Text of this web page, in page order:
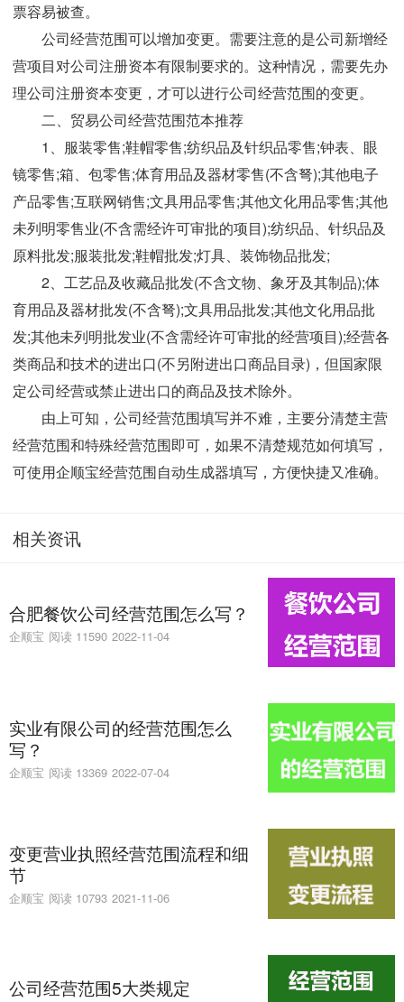
票容易被查。
公司经营范围可以增加变更。需要注意的是公司新增经
营项目对公司注册资本有限制要求的。这种情况，需要先办
理公司注册资本变更，才可以进行公司经营范围的变更。
二、贸易公司经营范围范本推荐
1、服装零售;鞋帽零售;纺织品及针织品零售;钟表、眼
镜零售;箱、包零售;体育用品及器材零售(不含弩);其他电子
产品零售;互联网销售;文具用品零售;其他文化用品零售;其他
未列明零售业(不含需经许可审批的项目);纺织品、针织品及
原料批发;服装批发;鞋帽批发;灯具、装饰物品批发;
2、工艺品及收藏品批发(不含文物、象牙及其制品);体
育用品及器材批发(不含弩);文具用品批发;其他文化用品批
发;其他未列明批发业(不含需经许可审批的经营项目);经营各
类商品和技术的进出口(不另附进出口商品目录)，但国家限
定公司经营或禁止进出口的商品及技术除外。
由上可知，公司经营范围填写并不难，主要分清楚主营
经营范围和特殊经营范围即可，如果不清楚规范如何填写，
可使用企顺宝经营范围自动生成器填写，方便快捷又准确。
相关资讯
合肥餐饮公司经营范围怎么写？
企顺宝 阅读 11590 2022-11-04
实业有限公司的经营范围怎么
写？
企顺宝 阅读 13369 2022-07-04
变更营业执照经营范围流程和细
节
企顺宝 阅读 10793 2021-11-06
公司经营范围5大类规定